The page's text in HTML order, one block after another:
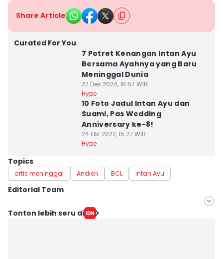
Share Article
Curated For You
7 Potret Kenangan Intan Ayu
Bersama Ayahnya yang Baru
Meninggal Dunia
27 Des 2024, 18:57 WIB
Hype
10 Foto Jadul Intan Ayu dan
Suami, Pas Wedding
Anniversary ke-8!
24 Okt 2022, 15:27 WIB
Hype
Topics
artis meninggal Andien BCL Intan Ayu
Editorial Team
Editor
Tonton lebih seru di